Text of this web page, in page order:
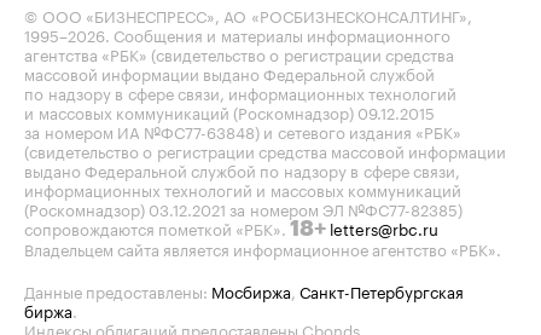
© ООО «БИЗНЕСПРЕСС», АО «РОСБИЗНЕСКОНСАЛТИНГ»,
1995–2026 . Сообщения и материалы информационного
агентства «РБК» (свидетельство о регистрации средства
массовой информации выдано Федеральной службой
по надзору в сфере связи, информационных технологий
и массовых коммуникаций (Роскомнадзор) 09.12.2015
за номером ИА №ФС77-63848) и сетевого издания «РБК»
(свидетельство о регистрации средства массовой информации
выдано Федеральной службой по надзору в сфере связи,
информационных технологий и массовых коммуникаций
(Роскомнадзор) 03.12.2021 за номером ЭЛ №ФС77-82385)
сопровождаются пометкой «РБК». 18+ letters@rbc.ru
Владельцем сайта является информационное агентство «РБК».
Данные предоставлены: Мосбиржа Санкт-Петербургская
биржа
Индексы облигаций предоставлены Cbonds.